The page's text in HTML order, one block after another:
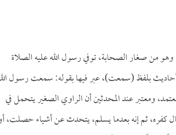
من صغار الصحابة، توفي رسول الله عليه الصلاة
بلفظ (سمعت)، عبر فيها بقوله: سمعت رسول
ومعتبر عند المحدثين أن الراوي الصغير يتحمل في
كفره، ثم إنه بعدما يسلم، يتحدث عن أشياء حصلت،